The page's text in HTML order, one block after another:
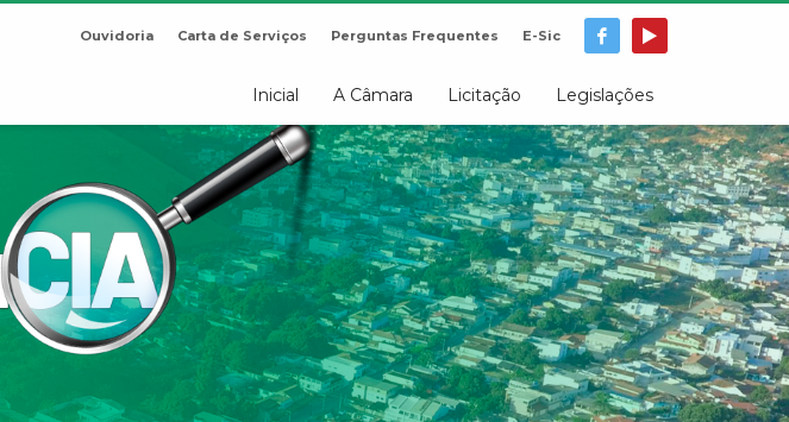
Ouvidoria Carta de Serviços Perguntas Frequentes E-Sic
Inicial A Câmara Licitação Legislações